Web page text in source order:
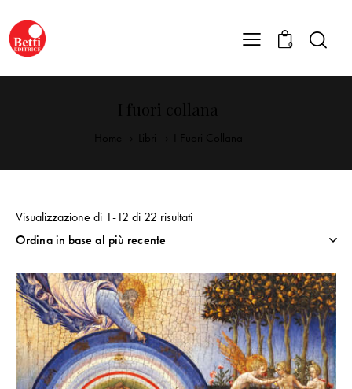
0
Visualizzazione di 1-12 di 22 risultati